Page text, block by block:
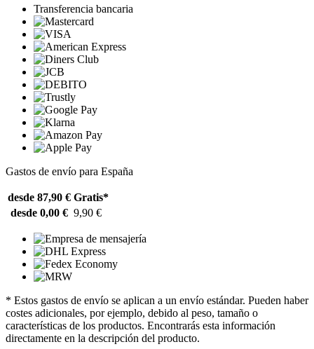
Transferencia bancaria
Gastos de envío para España
desde 87,90 € Gratis*
desde 0,00 € 9,90 €
* Estos gastos de envío se aplican a un envío estándar. Pueden haber
costes adicionales, por ejemplo, debido al peso, tamaño o
características de los productos. Encontrarás esta información
directamente en la descripción del producto.